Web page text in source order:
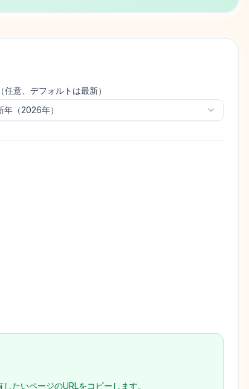
任意、デフォルトは最新）
年（2026年）
たいページのURLをコピーします。